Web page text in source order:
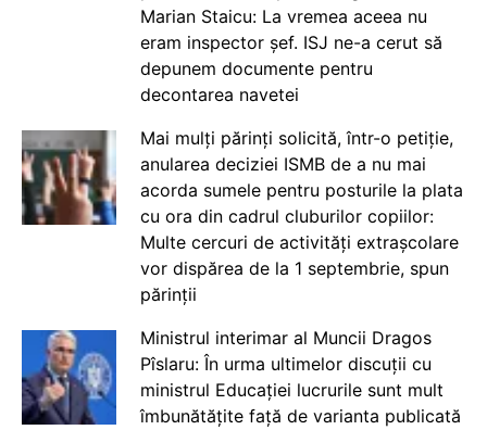
Marian Staicu: La vremea aceea nu
eram inspector șef. ISJ ne-a cerut să
depunem documente pentru
decontarea navetei
Mai mulți părinți solicită, într-o petiție,
anularea deciziei ISMB de a nu mai
acorda sumele pentru posturile la plata
cu ora din cadrul cluburilor copiilor:
Multe cercuri de activități extrașcolare
vor dispărea de la 1 septembrie, spun
părinții
Ministrul interimar al Muncii Dragos
Pîslaru: În urma ultimelor discuții cu
ministrul Educației lucrurile sunt mult
îmbunătățite față de varianta publicată